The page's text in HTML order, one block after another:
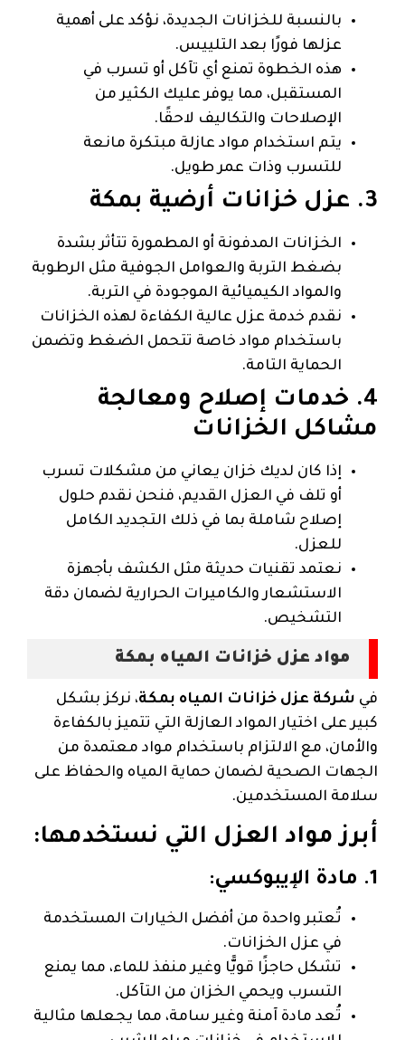
بالنسبة للخزانات الجديدة، نؤكد على أهمية
عزلها فورًا بعد التلييس.
هذه الخطوة تمنع أي تآكل أو تسرب في
المستقبل، مما يوفر عليك الكثير من
الإصلاحات والتكاليف لاحقًا.
يتم استخدام مواد عازلة مبتكرة مانعة
للتسرب وذات عمر طويل.
3. عزل خزانات أرضية بمكة
الخزانات المدفونة أو المطمورة تتأثر بشدة
بضغط التربة والعوامل الجوفية مثل الرطوبة
والمواد الكيميائية الموجودة في التربة.
نقدم خدمة عزل عالية الكفاءة لهذه الخزانات
باستخدام مواد خاصة تتحمل الضغط وتضمن
الحماية التامة.
4. خدمات إصلاح ومعالجة
مشاكل الخزانات
إذا كان لديك خزان يعاني من مشكلات تسرب
أو تلف في العزل القديم، فنحن نقدم حلول
إصلاح شاملة بما في ذلك التجديد الكامل
للعزل.
نعتمد تقنيات حديثة مثل الكشف بأجهزة
الاستشعار والكاميرات الحرارية لضمان دقة
التشخيص.
مواد عزل خزانات المياه بمكة
في شركة عزل خزانات المياه بمكة، نركز بشكل
كبير على اختيار المواد العازلة التي تتميز بالكفاءة
والأمان، مع الالتزام باستخدام مواد معتمدة من
الجهات الصحية لضمان حماية المياه والحفاظ على
سلامة المستخدمين.
أبرز مواد العزل التي نستخدمها:
1. مادة الإيبوكسي:
تُعتبر واحدة من أفضل الخيارات المستخدمة
في عزل الخزانات.
تشكل حاجزًا قويًّا وغير منفذ للماء، مما يمنع
التسرب ويحمي الخزان من التآكل.
تُعد مادة آمنة وغير سامة، مما يجعلها مثالية